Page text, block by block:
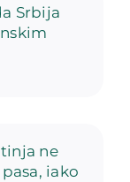
Srbija
ne
iako